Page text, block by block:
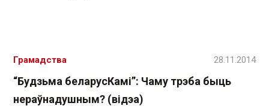
“Будзьма беларусКамі”: Чаму трэба быць
нераўнадушным? (відэа)
Грамадства 28.11.2014